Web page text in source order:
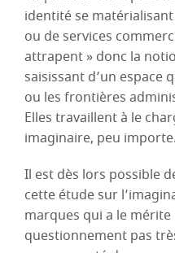
identité se
ou de services
attrapent » donc la
saisissant d’un espace
ou les frontières
Elles travaillent à le
imaginaire, peu importe.
Il est dès lors possible
cette étude sur
marques qui a le mérite
questionnement pas